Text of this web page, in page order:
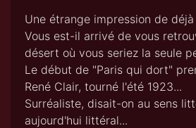
Une étrange impression de déjà
Vous est-il arrivé de vous
désert où vous seriez la seule
Le début de "Paris qui dort"
René Clair, tourné l'été 1923...
Surréaliste, disait-on au sens
aujourd'hui littéral...